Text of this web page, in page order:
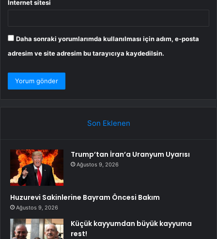
İnternet sitesi
Daha sonraki yorumlarımda kullanılması için adım, e-posta
adresim ve site adresim bu tarayıcıya kaydedilsin.
Son Eklenen
Trump’tan İran’a Uranyum Uyarısı
Ağustos 9, 2026
Huzurevi Sakinlerine Bayram Öncesi Bakım
Ağustos 9, 2026
Küçük kayyumdan büyük kayyuma
rest!